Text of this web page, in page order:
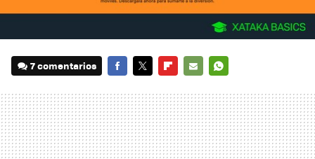
7 comentarios
MAIL